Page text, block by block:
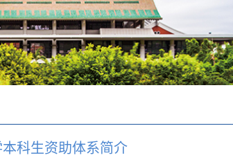
科生资助体系简介